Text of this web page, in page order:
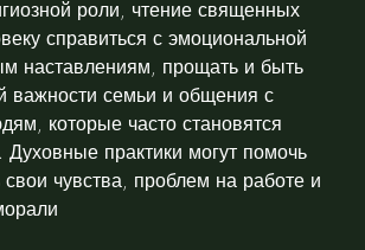
роли, чтение священных
справиться с эмоциональной
наставлениям, прощать и быть
важности семьи и общения с
которые часто становятся
Духовные практики могут помочь
свои чувства, проблем на работе и